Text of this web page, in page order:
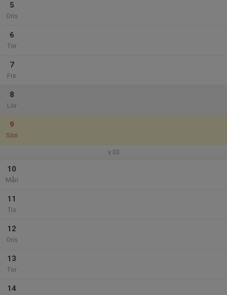
5
Ons
6
Tor
7
Fre
8
Lör
9
Sön
v.33
10
Mån
11
Tis
12
Ons
13
Tor
14